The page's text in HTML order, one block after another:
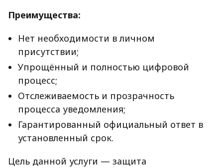
Преимущества:
Нет необходимости в личном
присутствии;
Упрощённый и полностью цифровой
процесс;
Отслеживаемость и прозрачность
процесса уведомления;
Гарантированный официальный ответ в
установленный срок.
Цель данной услуги — защита